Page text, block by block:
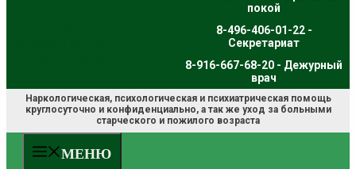
покой
8-496-406-01-22 -
Секретариат
8-916-667-68-20 - Дежурный
врач
Наркологическая, психологическая и психиатрическая помощь
круглосуточно и конфиденциально, а так же уход за больными
старческого и пожилого возраста
МЕНЮ